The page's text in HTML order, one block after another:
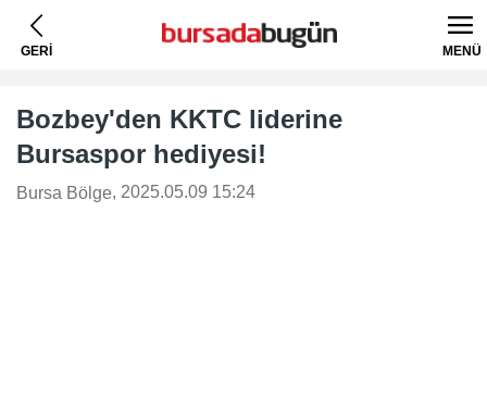
GERİ MENÜ
Bozbey'den KKTC liderine
Bursaspor hediyesi!
Bursa Bölge, 2025.05.09 15:24